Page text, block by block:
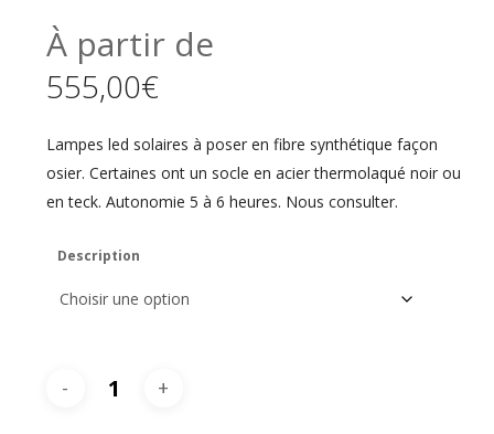
À partir de
555,00€
Lampes led solaires à poser en fibre synthétique façon
osier. Certaines ont un socle en acier thermolaqué noir ou
en teck. Autonomie 5 à 6 heures. Nous consulter.
Description